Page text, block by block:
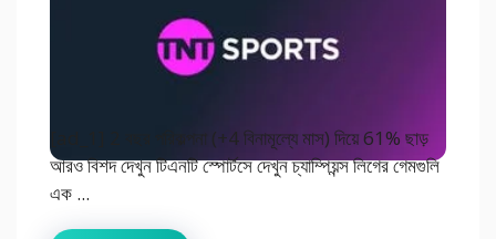
[ad_1] 2 বছর পরিকল্পনা (+4 বিনামূল্যে মাস) দিয়ে 61% ছাড়
আরও বিশদ দেখুন টিএনটি স্পোর্টসে দেখুন চ্যাম্পিয়ন্স লিগের গেমগুলি
এক ...